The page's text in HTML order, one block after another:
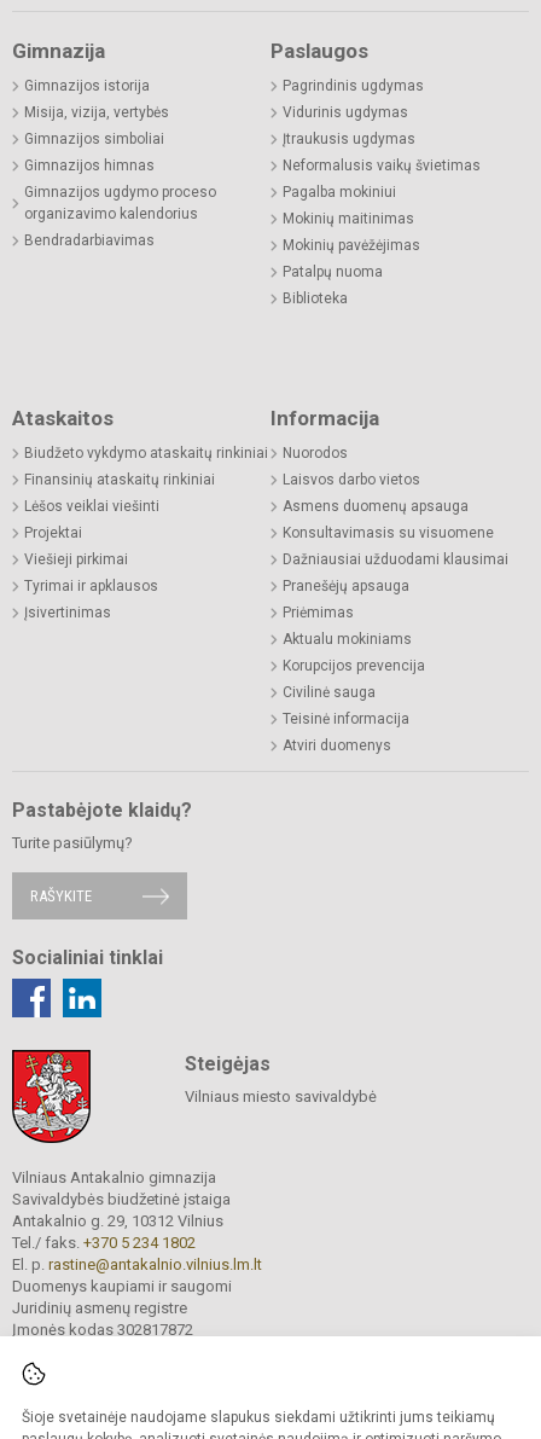
Šioje svetainėje naudojame slapukus siekdami užtikrinti jums teikiamų
Gimnazija
Gimnazijos istorija
Misija, vizija, vertybės
Gimnazijos simboliai
Gimnazijos himnas
Gimnazijos ugdymo proceso
organizavimo kalendorius
Bendradarbiavimas
Paslaugos
Pagrindinis ugdymas
Vidurinis ugdymas
Įtraukusis ugdymas
Neformalusis vaikų švietimas
Pagalba mokiniui
Mokinių maitinimas
Mokinių pavėžėjimas
Patalpų nuoma
Biblioteka
Ataskaitos
Biudžeto vykdymo ataskaitų rinkiniai
Finansinių ataskaitų rinkiniai
Lėšos veiklai viešinti
Projektai
Viešieji pirkimai
Tyrimai ir apklausos
Įsivertinimas
Informacija
Nuorodos
Laisvos darbo vietos
Asmens duomenų apsauga
Konsultavimasis su visuomene
Dažniausiai užduodami klausimai
Pranešėjų apsauga
Priėmimas
Aktualu mokiniams
Korupcijos prevencija
Civilinė sauga
Teisinė informacija
Atviri duomenys
Pastabėjote klaidų?
Turite pasiūlymų?
RAŠYKITE
Socialiniai tinklai
Steigėjas
Vilniaus miesto savivaldybė
Vilniaus Antakalnio gimnazija
Savivaldybės biudžetinė įstaiga
Antakalnio g. 29, 10312 Vilnius
Tel./ faks. +370 5 234 1802
El. p. rastine@antakalnio.vilnius.lm.lt
Duomenys kaupiami ir saugomi
Juridinių asmenų registre
Įmonės kodas 302817872